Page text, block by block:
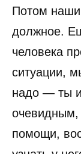
Потом наши
должное.
человека
ситуации,
надо — ты
очевидным,
помощи,